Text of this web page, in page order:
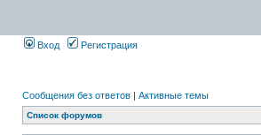
Вход Регистрация
Сообщения без ответов | Активные темы
Список форумов